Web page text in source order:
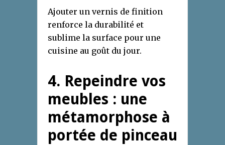
Ajouter un vernis de finition
renforce la durabilité et
sublime la surface pour une
cuisine au goût du jour.
4. Repeindre vos
meubles : une
métamorphose à
portée de pinceau